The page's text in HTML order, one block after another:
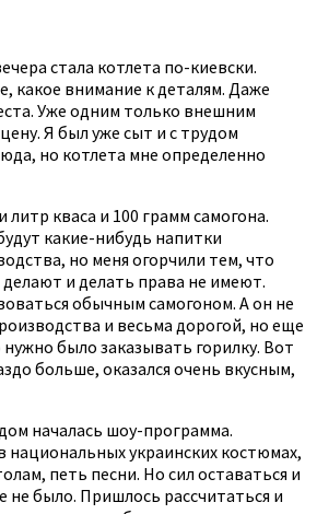
стала котлета по-киевски.
какое внимание к деталям. Даже
Уже одним только внешним
Я был уже сыт и с трудом
но котлета мне определенно
литр кваса и 100 грамм самогона.
какие-нибудь напитки
но меня огорчили тем, что
и делать права не имеют.
обычным самогоном. А он не
и весьма дорогой, но еще
было заказывать горилку. Вот
больше, оказался очень вкусным,
началась шоу-программа.
национальных украинских костюмах,
петь песни. Но сил оставаться и
не было. Пришлось рассчитаться и